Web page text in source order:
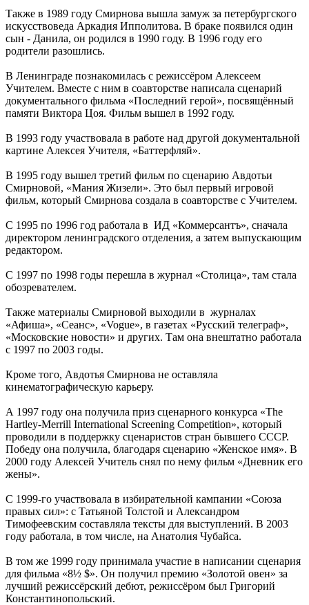
Также в 1989 году Смирнова вышла замуж за петербургского
искусствоведа Аркадия Ипполитова. В браке появился один
сын - Данила, он родился в 1990 году. В 1996 году его
родители разошлись.
В Ленинграде познакомилась с режиссёром Алексеем
Учителем. Вместе с ним в соавторстве написала сценарий
документального фильма «Последний герой», посвящённый
памяти Виктора Цоя. Фильм вышел в 1992 году.
В 1993 году участвовала в работе над другой документальной
картине Алексея Учителя, «Баттерфляй».
В 1995 году вышел третий фильм по сценарию Авдотьи
Смирновой, «Мания Жизели». Это был первый игровой
фильм, который Смирнова создала в соавторстве с Учителем.
С 1995 по 1996 год работала в ИД «Коммерсантъ», сначала
директором ленинградского отделения, а затем выпускающим
редактором.
С 1997 по 1998 годы перешла в журнал «Столица», там стала
обозревателем.
Также материалы Смирновой выходили в журналах
«Афиша», «Сеанс», «Vogue», в газетах «Русский телеграф»,
«Московские новости» и других. Там она внештатно работала
с 1997 по 2003 годы.
Кроме того, Авдотья Смирнова не оставляла
кинематографическую карьеру.
А 1997 году она получила приз сценарного конкурса «The
Hartley-Merrill International Screening Competition», который
проводили в поддержку сценаристов стран бывшего СССР.
Победу она получила, благодаря сценарию «Женское имя». В
2000 году Алексей Учитель снял по нему фильм «Дневник его
жены».
С 1999-го участвовала в избирательной кампании «Союза
правых сил»: с Татьяной Толстой и Александром
Тимофеевским составляла тексты для выступлений. В 2003
году работала, в том числе, на Анатолия Чубайса.
В том же 1999 году принимала участие в написании сценария
для фильма «8½ $». Он получил премию «Золотой овен» за
лучший режиссёрский дебют, режиссёром был Григорий
Константинопольский.